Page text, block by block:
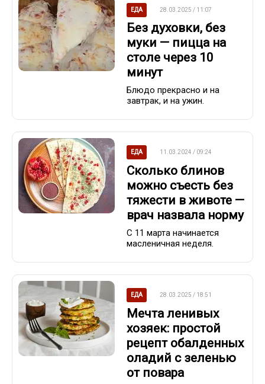
ЕДА 28.03.2025 / 11:07
Без духовки, без
муки — пицца на
столе через 10
минут
Блюдо прекрасно и на
завтрак, и на ужин.
ЕДА 11.03.2024 / 09:24
Сколько блинов
можно съесть без
тяжести в животе —
врач назвала норму
С 11 марта начинается
масленичная неделя.
ЕДА 28.03.2025 / 18:51
Мечта ленивых
хозяек: простой
рецепт обалденных
оладий с зеленью
от повара